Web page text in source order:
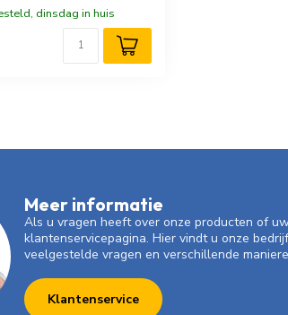
dinsdag in huis
Meer informatie
Als u vragen heeft over onze producten of
klantenservicepagina. Hier vindt u onze
veelgestelde vragen en verschillende
Klantenservice